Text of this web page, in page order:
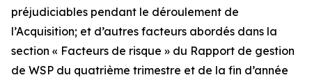
préjudiciables pendant le déroulement de
l’Acquisition; et d’autres facteurs abordés dans la
section « Facteurs de risque » du Rapport de gestion
de WSP du quatrième trimestre et de la fin d’année